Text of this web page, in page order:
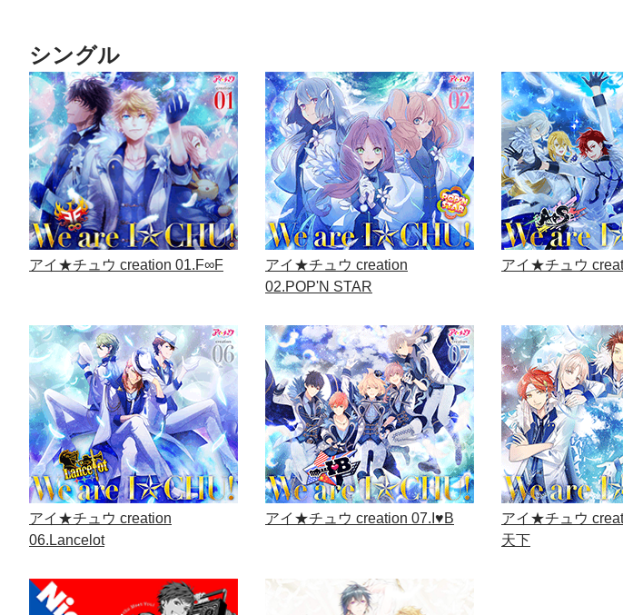
シングル
アイ★チュウ creation 01.F∞F
アイ★チュウ creation
02.POP'N STAR
アイ★チュウ
アイ★チュウ creation
06.Lancelot
アイ★チュウ creation 07.I♥B
アイ★チュウ
天下